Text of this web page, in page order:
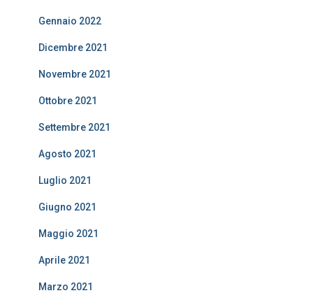
Gennaio 2022
Dicembre 2021
Novembre 2021
Ottobre 2021
Settembre 2021
Agosto 2021
Luglio 2021
Giugno 2021
Maggio 2021
Aprile 2021
Marzo 2021